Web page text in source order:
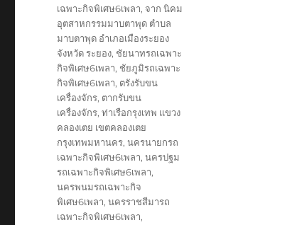
เฉพาะกิจพิเศษ6เพลา, จาก นิคม
อุตสาหกรรมมาบตาพุด ตำบล
มาบตาพุด อำเภอเมืองระยอง
จังหวัด ระยอง, ชัยนาทรถเฉพาะ
กิจพิเศษ6เพลา, ชัยภูมิรถเฉพาะ
กิจพิเศษ6เพลา, ตรังรับขน
เครื่องจักร, ตากรับขน
เครื่องจักร,ท่าเรือกรุงเทพ แขวง
คลองเตย เขตคลองเตย
กรุงเทพมหานคร,นครนายกรถ
เฉพาะกิจพิเศษ6เพลา,นครปฐม
รถเฉพาะกิจพิเศษ6เพลา,
นครพนมรถเฉพาะกิจ
พิเศษ6เพลา,นครราชสีมารถ
เฉพาะกิจพิเศษ6เพลา,